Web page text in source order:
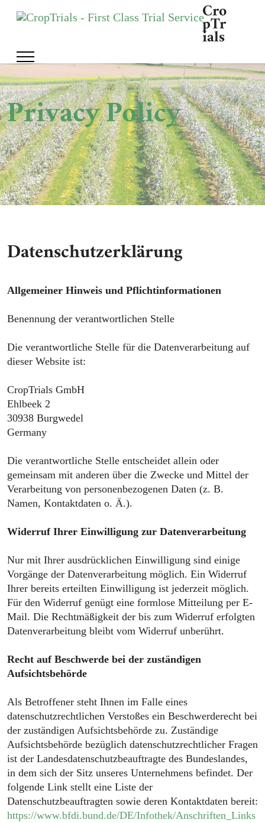
Cro
pTr
ials
Privacy Policy
Datenschutzerklärung
Allgemeiner Hinweis und Pflichtinformationen
Benennung der verantwortlichen Stelle
Die verantwortliche Stelle für die Datenverarbeitung auf
dieser Website ist:
CropTrials GmbH
Ehlbeek 2
30938 Burgwedel
Germany
Die verantwortliche Stelle entscheidet allein oder
gemeinsam mit anderen über die Zwecke und Mittel der
Verarbeitung von personenbezogenen Daten (z. B.
Namen, Kontaktdaten o. Ä.).
Widerruf Ihrer Einwilligung zur Datenverarbeitung
Nur mit Ihrer ausdrücklichen Einwilligung sind einige
Vorgänge der Datenverarbeitung möglich. Ein Widerruf
Ihrer bereits erteilten Einwilligung ist jederzeit möglich.
Für den Widerruf genügt eine formlose Mitteilung per E-
Mail. Die Rechtmäßigkeit der bis zum Widerruf erfolgten
Datenverarbeitung bleibt vom Widerruf unberührt.
Recht auf Beschwerde bei der zuständigen
Aufsichtsbehörde
Als Betroffener steht Ihnen im Falle eines
datenschutzrechtlichen Verstoßes ein Beschwerderecht bei
der zuständigen Aufsichtsbehörde zu. Zuständige
Aufsichtsbehörde bezüglich datenschutzrechtlicher Fragen
ist der Landesdatenschutzbeauftragte des Bundeslandes,
in dem sich der Sitz unseres Unternehmens befindet. Der
folgende Link stellt eine Liste der
Datenschutzbeauftragten sowie deren Kontaktdaten bereit:
https://www.bfdi.bund.de/DE/Infothek/Anschriften_Links